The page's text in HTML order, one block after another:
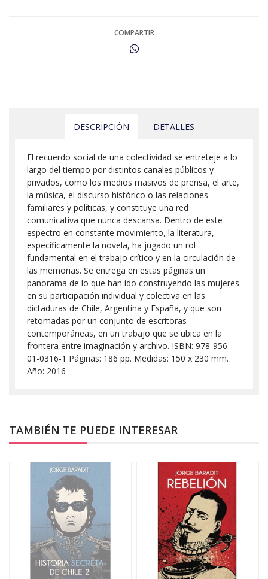
COMPARTIR
DESCRIPCIÓN DETALLES
El recuerdo social de una colectividad se entreteje a lo
largo del tiempo por distintos canales públicos y
privados, como los medios masivos de prensa, el arte,
la música, el discurso histórico o las relaciones
familiares y políticas, y constituye una red
comunicativa que nunca descansa. Dentro de este
espectro en constante movimiento, la literatura,
específicamente la novela, ha jugado un rol
fundamental en el trabajo crítico y en la circulación de
las memorias. Se entrega en estas páginas un
panorama de lo que han ido construyendo las mujeres
en su participación individual y colectiva en las
dictaduras de Chile, Argentina y España, y que son
retomadas por un conjunto de escritoras
contemporáneas, en un trabajo que se ubica en la
frontera entre imaginación y archivo. ISBN: 978-956-
01-0316-1 Páginas: 186 pp. Medidas: 150 x 230 mm.
Año: 2016
TAMBIÉN TE PUEDE INTERESAR